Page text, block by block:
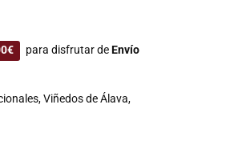
€ para disfrutar deEnvío
,Viñedos de Álava,